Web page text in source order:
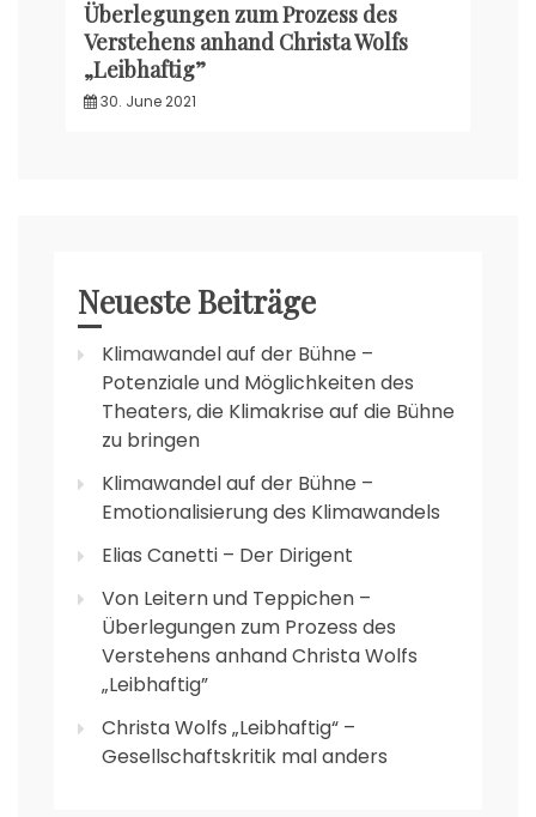
Überlegungen zum Prozess des
Verstehens anhand Christa Wolfs
„Leibhaftig”
30. June 2021
Neueste Beiträge
Klimawandel auf der Bühne –
Potenziale und Möglichkeiten des
Theaters, die Klimakrise auf die Bühne
zu bringen
Klimawandel auf der Bühne –
Emotionalisierung des Klimawandels
Elias Canetti – Der Dirigent
Von Leitern und Teppichen –
Überlegungen zum Prozess des
Verstehens anhand Christa Wolfs
„Leibhaftig”
Christa Wolfs „Leibhaftig“ –
Gesellschaftskritik mal anders